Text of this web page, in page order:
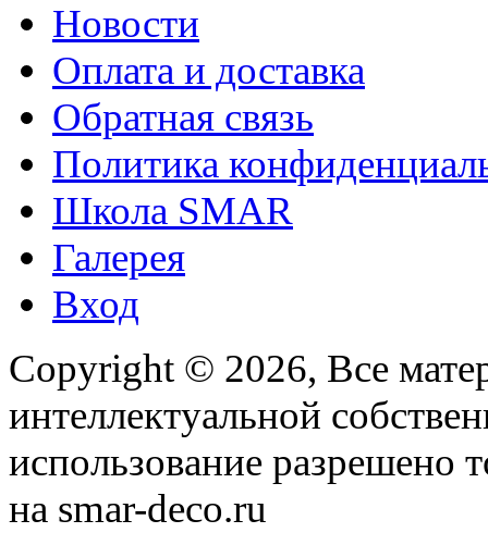
Новости
Оплата и доставка
Обратная связь
Политика
Школа SMAR
Галерея
Вход
Copyright © 2026, Все
интеллектуальной
использование разрешено
на smar-deco.ru